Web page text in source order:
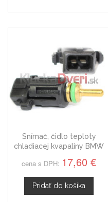
Snímač, čidlo teploty
chladiacej kvapaliny BMW
cena s DPH: 17,60 €
Pridať do košíka